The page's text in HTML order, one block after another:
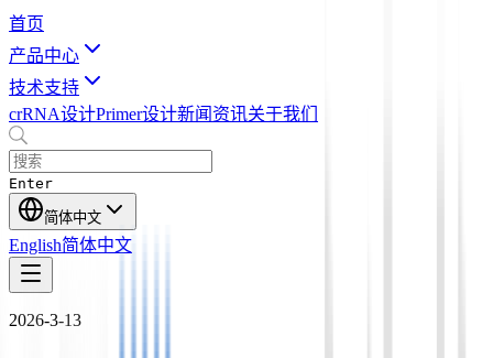
首页
产品中心
技术支持
crRNA设计Primer设计新闻资讯关于我们
Enter
简体中文
English简体中文
2026-3-13